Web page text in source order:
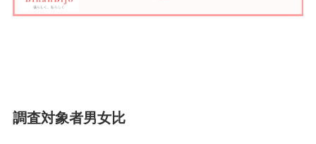
調査対象者男女比